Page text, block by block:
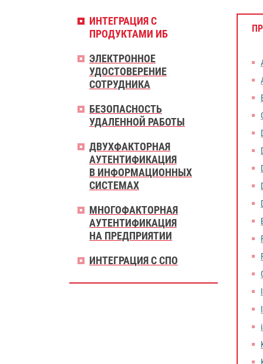
ИНТЕГРАЦИЯ С
ПРОДУКТАМИ ИБ
ЭЛЕКТРОННОЕ
УДОСТОВЕРЕНИЕ
СОТРУДНИКА
БЕЗОПАСНОСТЬ
УДАЛЕННОЙ РАБОТЫ
ДВУХФАКТОРНАЯ
АУТЕНТИФИКАЦИЯ
В ИНФОРМАЦИОННЫХ
СИСТЕМАХ
МНОГОФАКТОРНАЯ
АУТЕНТИФИКАЦИЯ
НА ПРЕДПРИЯТИИ
ИНТЕГРАЦИЯ С СПО